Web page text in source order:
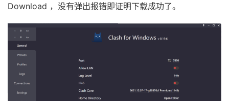
Download ，没有弹出报错即证明下载成功了。